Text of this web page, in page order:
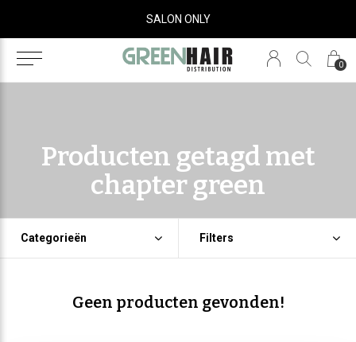
0
SALON ONLY
Producten getagd met
chapter green
Categorieën Filters
Geen producten gevonden!